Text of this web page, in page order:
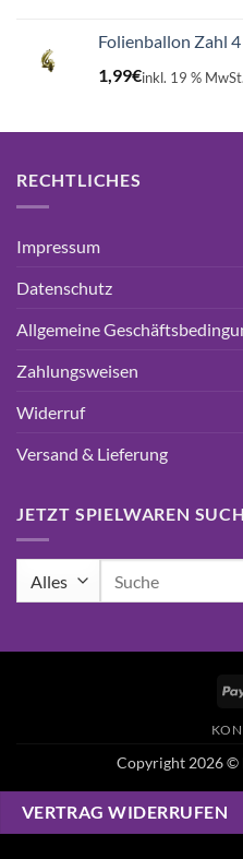
Folienballon Zahl
1,99€inkl. 19 % MwSt.
RECHTLICHES
Impressum
Datenschutz
Allgemeine
Zahlungsweisen
Widerruf
Versand & Lieferung
JETZT SPIELWAREN
Copyright 2026 ©
VERTRAG WIDERRUFEN